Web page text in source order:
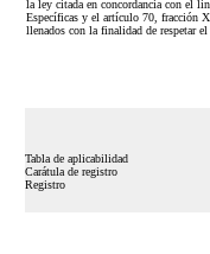
la ley citada en concordancia con el
Específicas y el artículo 70, fracción
llenados con la finalidad de respetar
Tabla de aplicabilidad
Carátula de registro
Registro